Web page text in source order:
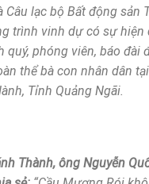
Câu lạc bộ Bất động sản
trình vinh dự có sự
quý, phóng viên, báo đài
thể bà con nhân dân
Tỉnh Quảng Ngãi.
Thành, ông Nguyễn